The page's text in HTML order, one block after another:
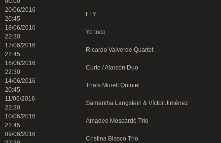
20/06/2016
20:45
FLY
18/06/2016
22:30
Yo toco
17/06/2016
22:45
Ricardo Valverde Quartet
16/06/2016
22:30
Curto / Alarcón Duo
14/06/2016
20:45
Thaïs Morell Quintet
11/06/2016
22:30
Samantha Langstein & Víctor Jiménez
10/06/2016
22:45
Amadeo Moscardó Trio
09/06/2016
Cristina Blasco Trio